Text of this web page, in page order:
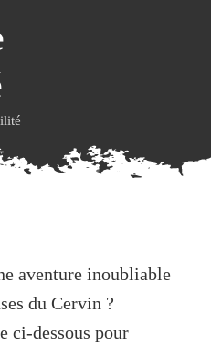
aventure inoubliable
du Cervin ?
ci-dessous pour